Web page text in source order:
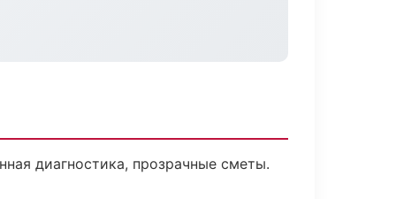
диагностика, прозрачные сметы.